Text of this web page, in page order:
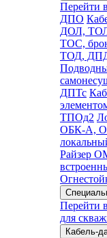
Перейти
ДПО
ДОЛ,
ТОС,
ТОД,
ДПТс
ТПОд2
ОБК-А,
Райзер
Перейти
для
Кабель-